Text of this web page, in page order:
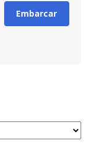
Embarcar